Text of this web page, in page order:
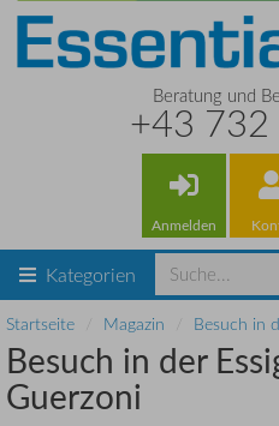
Beratung und
+43
Anmelden
Kategorien
Startseite Magazin Besuch in
Besuch in der
Guerzoni